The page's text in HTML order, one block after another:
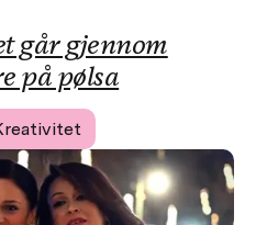
går gjennom
på pølsa